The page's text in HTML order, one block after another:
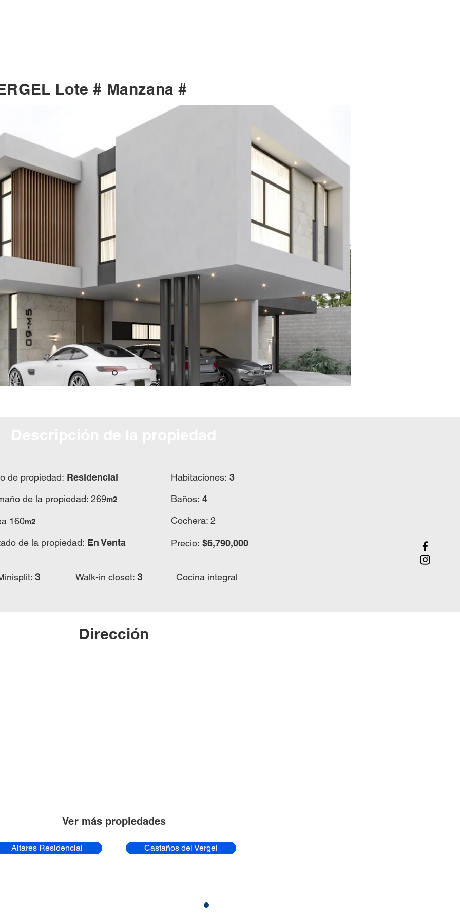
Lote # Manzana #
de propiedad: Residencial
de la propiedad: 269m2
160m2
de la propiedad: En Venta
3 Walk-in closet: 3
Habitaciones: 3
Baños: 4
Cochera: 2
Precio: $6,790,000
Cocina integral
Dirección
Ver más propiedades
Altares Residencial Castaños del Vergel